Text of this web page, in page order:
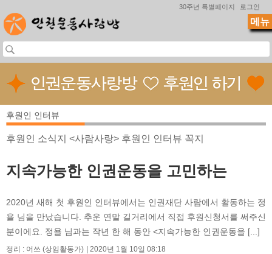
30주년 특별페이지 로그인
후원인 인터뷰
후원인 소식지 <사람사랑> 후원인 인터뷰 꼭지
지속가능한 인권운동을 고민하는
2020년 새해 첫 후원인 인터뷰에서는 인권재단 사람에서 활동하는 정
욜 님을 만났습니다. 추운 연말 길거리에서 직접 후원신청서를 써주신
분이에요. 정욜 님과는 작년 한 해 동안 <지속가능한 인권운동을 [...]
정리 : 어쓰 (상임활동가) 2020년 1월 10일 08:18
메뉴